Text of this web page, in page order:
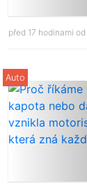
před 17 hodinami od
Auto